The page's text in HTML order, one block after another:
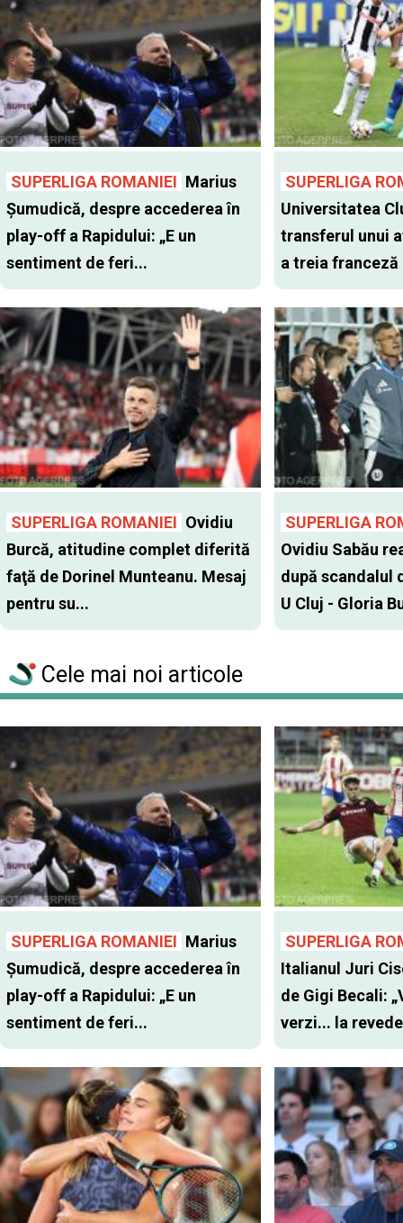
SUPERLIGA ROMANIEI Marius
Șumudică, despre accederea în
play-off a Rapidului: „E un
sentiment de feri...
SUPERLIGA
Universitatea
transferul unui
a treia franceză
SUPERLIGA ROMANIEI Ovidiu
Burcă, atitudine complet diferită
faţă de Dorinel Munteanu. Mesaj
pentru su...
SUPERLIGA
Ovidiu Sabău
după scandalul
U Cluj - Gloria
Cele mai noi articole
SUPERLIGA ROMANIEI Marius
Șumudică, despre accederea în
play-off a Rapidului: „E un
sentiment de feri...
SUPERLIGA
Italianul Juri
de Gigi Becali:
verzi... la